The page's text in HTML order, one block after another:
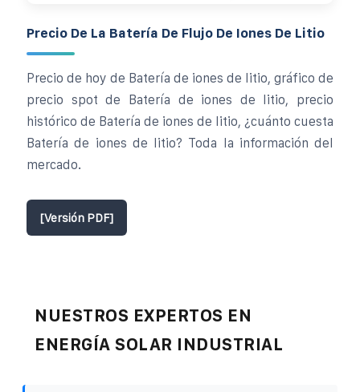
Precio De La Batería De Flujo De Iones De Litio
Precio de hoy de Batería de iones de litio, gráfico de
precio spot de Batería de iones de litio, precio
histórico de Batería de iones de litio, ¿cuánto cuesta
Batería de iones de litio? Toda la información del
mercado.
[Versión PDF]
NUESTROS EXPERTOS EN
ENERGÍA SOLAR INDUSTRIAL